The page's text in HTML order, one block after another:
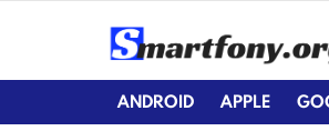
ANDROID APPLE